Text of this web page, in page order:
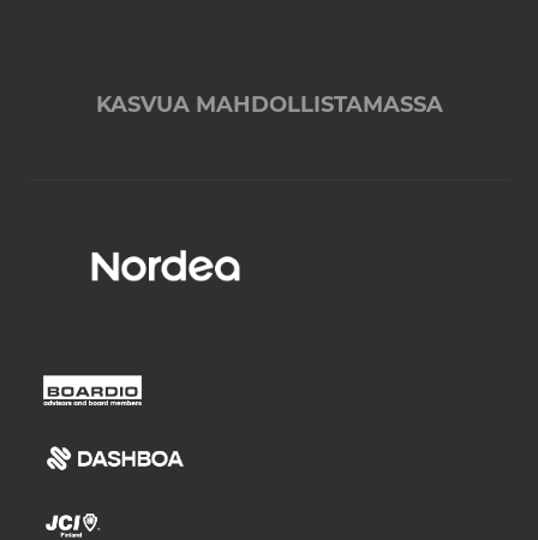
KASVUA MAHDOLLISTAMASSA